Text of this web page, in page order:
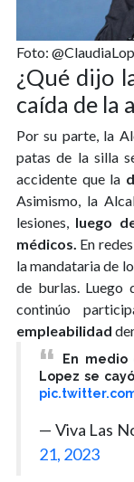
Foto:
¿Qué dijo
caída de la
Por su parte, la
patas de la silla
accidente que la
Asimismo, la
lesiones, luego
médicos. En
la mandataria de
de burlas. Luego
continúo
empleabilidad
En medio
Lopez se
— Viva Las
21, 2023